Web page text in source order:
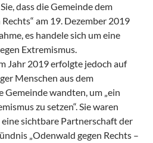
dass die Gemeinde dem
am 19. Dezember 2019
es handele sich um eine
Extremismus.
Jahr 2019 erfolgte jedoch auf
Menschen aus dem
Gemeinde wandten, um „ein
zu setzen“. Sie waren
sichtbare Partnerschaft der
„Odenwald gegen Rechts –